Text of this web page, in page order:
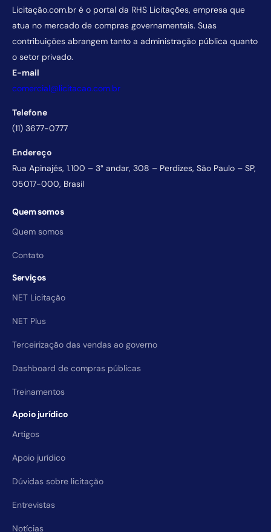
Licitação.com.br é o portal da RHS Licitações, empresa que
atua no mercado de compras governamentais. Suas
contribuições abrangem tanto a administração pública quanto
o setor privado.
E-mail
comercial@licitacao.com.br
Telefone
(11) 3677-0777
Endereço
Rua Apinajés, 1.100 – 3° andar, 308 – Perdizes, São Paulo – SP,
05017-000, Brasil
Quem somos
Quem somos
Contato
Serviços
NET Licitação
NET Plus
Terceirização das vendas ao governo
Dashboard de compras públicas
Treinamentos
Apoio jurídico
Artigos
Apoio jurídico
Dúvidas sobre licitação
Entrevistas
Notícias